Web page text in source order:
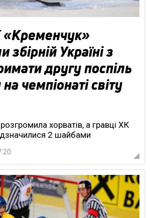
«Кременчук»
Україні з
другу поспіль
чемпіонаті світу
хорватів, а гравці ХК
2 шайбами